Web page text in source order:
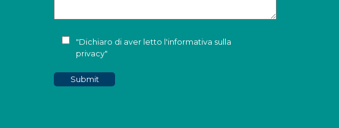
"Dichiaro di aver letto l'informativa sulla
privacy"